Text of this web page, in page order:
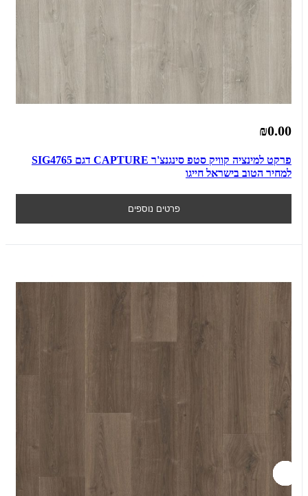
₪0.00
פרקט למינציה קוויק סטפ סינגנצ'ר CAPTURE דגם SIG4765
למחיר הטוב בישראל חייגו
פרטים נוספים